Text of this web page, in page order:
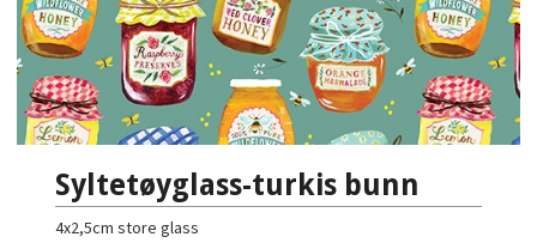
Syltetøyglass-turkis bunn
4x2,5cm store glass